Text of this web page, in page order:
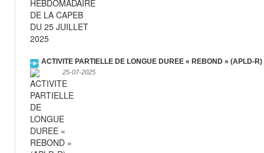
ACTIVITE PARTIELLE DE LONGUE DUREE « REBOND » (APLD-R)
25-07-2025